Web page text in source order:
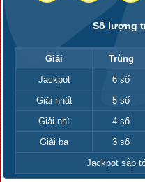
Số lượng
Giải Trùng
Jackpot
6 số
Giải nhất
5 số
Giải nhì
4 số
Giải ba
3 số
Jackpot sắp